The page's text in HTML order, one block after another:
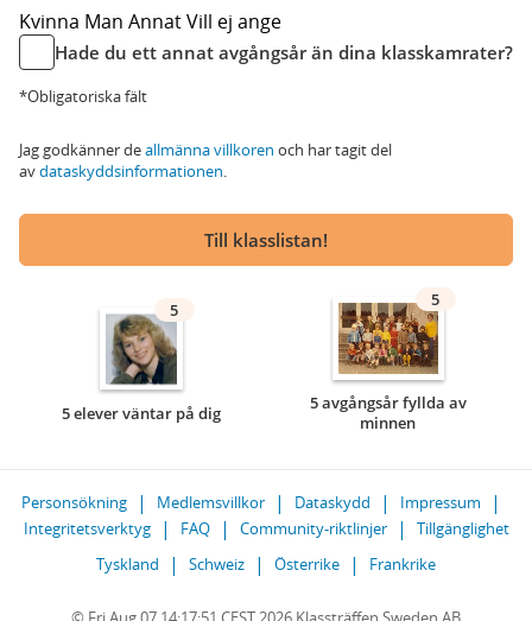
Kvinna Man AnnatVill ej ange
Hade du ett annat avgångsår än dina klasskamrater?
*Obligatoriska fält
Jag godkänner deallmänna villkoren och har tagit del
avdataskyddsinformationen.
Till klasslistan!
5
5 elever väntar på dig
5
5 avgångsår fyllda av
minnen
Personsökning Medlemsvillkor Dataskydd
Impressum
Integritetsverktyg
FAQ Community-riktlinjer
Tillgänglighet
Tyskland
Schweiz Österrike Frankrike